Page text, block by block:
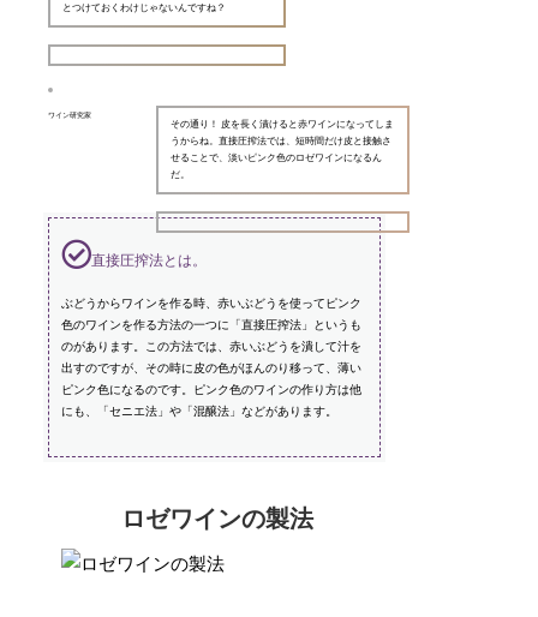
とつけておくわけじゃないんですね？
ワイン研究家
その通り！ 皮を長く漬けると赤ワインになってしま
うからね。直接圧搾法では、短時間だけ皮と接触さ
せることで、淡いピンク色のロゼワインになるん
だ。
直接圧搾法とは。
ぶどうからワインを作る時、赤いぶどうを使ってピンク
色のワインを作る方法の一つに「直接圧搾法」というも
のがあります。この方法では、赤いぶどうを潰して汁を
出すのですが、その時に皮の色がほんのり移って、薄い
ピンク色になるのです。ピンク色のワインの作り方は他
にも、「セニエ法」や「混醸法」などがあります。
ロゼワインの製法